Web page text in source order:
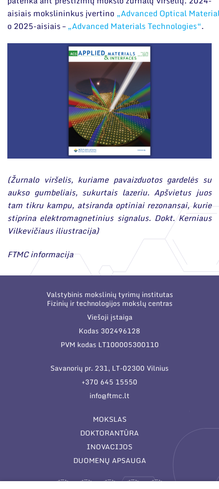
aisiais mokslininkus įvertino „Advanced Optical
o 2025-aisiais –„Advanced Materials Technologies“.
(Žurnalo viršelis, kuriame pavaizduotos gardelės su
aukso gumbeliais, sukurtais lazeriu. Apšvietus juos
tam tikru kampu, atsiranda optiniai rezonansai, kurie
stiprina elektromagnetinius signalus. Dokt. Kerniaus
Vilkevičiaus iliustracija)
FTMC informacija
Valstybinis mokslinių tyrimų institutas
Fizinių ir technologijos mokslų centras
Viešoji įstaiga
Kodas 302496128
PVM kodas LT100005300110
Savanorių pr. 231, LT-02300 Vilnius
+370 645 15550
info@ftmc.lt
MOKSLAS
DOKTORANTŪRA
INOVACIJOS
DUOMENŲ APSAUGA